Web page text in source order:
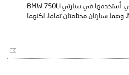
هذه هي الإطارات المفضلة لدي. أستخدمها في سيارتي BMW 750Li
XDrive وMercedes AMG GTS، وهما سيارتان مختلفتان تمامًا، لكنهما